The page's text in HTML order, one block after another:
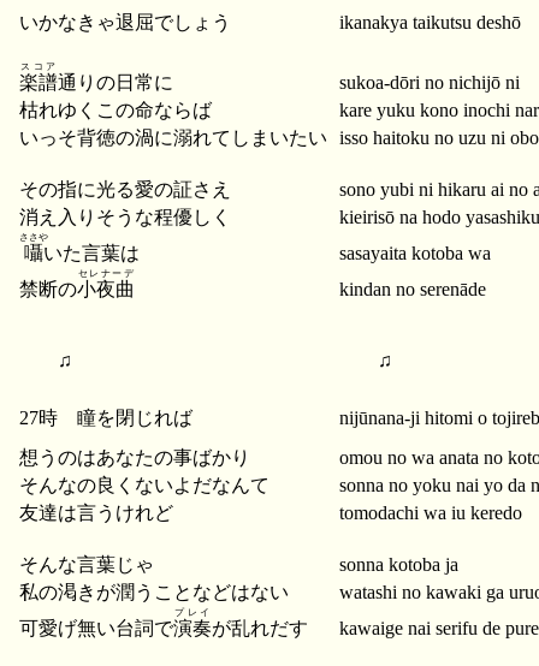
いかなきゃ退屈でしょう
ikanakya taikutsu deshō
楽譜
スコア
通りの日常に
sukoa-dōri no nichijō ni
枯れゆくこの命ならば
kare yuku kono inochi
いっそ背徳の渦に溺れてしまいたい
isso haitoku no uzu ni
その指に光る愛の証さえ
sono yubi ni hikaru ai no
消え入りそうな程優しく
kieirisō na hodo yasashiku
囁
ささや
いた言葉は
sasayaita kotoba wa
禁断の小夜曲
セレナーデ
kindan no serenāde
♫ ♫
27時 瞳を閉じれば
nijūnana-ji hitomi o
想うのはあなたの事ばかり
omou no wa anata no
そんなの良くないよだなんて
sonna no yoku nai yo da
友達は言うけれど
tomodachi wa iu keredo
そんな言葉じゃ
sonna kotoba ja
私の渇きが潤うことなどはない
watashi no kawaki ga
可愛げ無い台詞で演奏
プレイ
が乱れだす kawaige nai serifu de